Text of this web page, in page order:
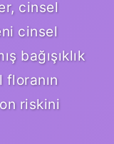
cinsel
cinsel
bağışıklık
riskini